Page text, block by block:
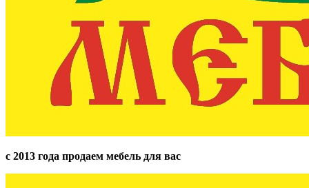
с 2013 года продаем мебель для вас